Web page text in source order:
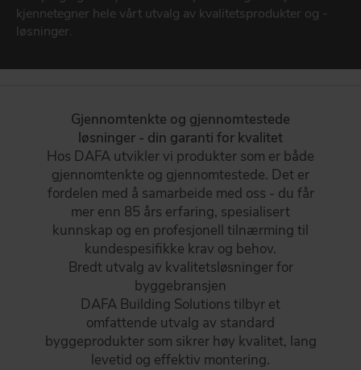
kjennetegner hele vårt utvalg av kvalitetsprodukter og -
løsninger.
Gjennomtenkte og gjennomtestede
løsninger - din garanti for kvalitet
Hos DAFA utvikler vi produkter som er både
gjennomtenkte og gjennomtestede. Det er
fordelen med å samarbeide med oss - du får
mer enn 85 års erfaring, spesialisert
kunnskap og en profesjonell tilnærming til
kundespesifikke krav og behov.
Bredt utvalg av kvalitetsløsninger for
byggebransjen
DAFA Building Solutions tilbyr et
omfattende utvalg av standard
byggeprodukter som sikrer høy kvalitet, lang
levetid og effektiv montering.
Produkter for fasader
BYGG- OG ANLEGGSBRANSJEN
GÅ TIL PRODUKTER
DAFA BUILDING SOLUTIONS